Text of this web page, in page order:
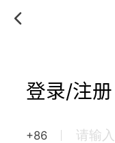
登录/注册
+86